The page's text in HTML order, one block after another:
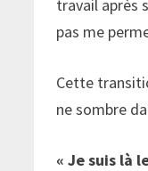
travail après
pas me
Cette
ne sombre
« Je suis là